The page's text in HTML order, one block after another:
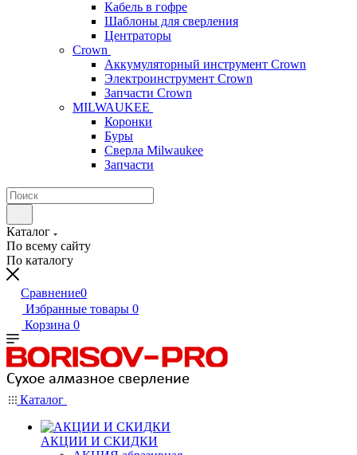
Кабель в гофре
Шаблоны для сверления
Центраторы
Crown
Аккумуляторный инструмент Crown
Электроинструмент Crown
Запчасти Crown
MILWAUKEE
Коронки
Буры
Сверла Milwaukee
Запчасти
Каталог
По всему сайту
По каталогу
Сравнение0
Избранные товары 0
Корзина 0
Каталог
АКЦИИ И СКИДКИ